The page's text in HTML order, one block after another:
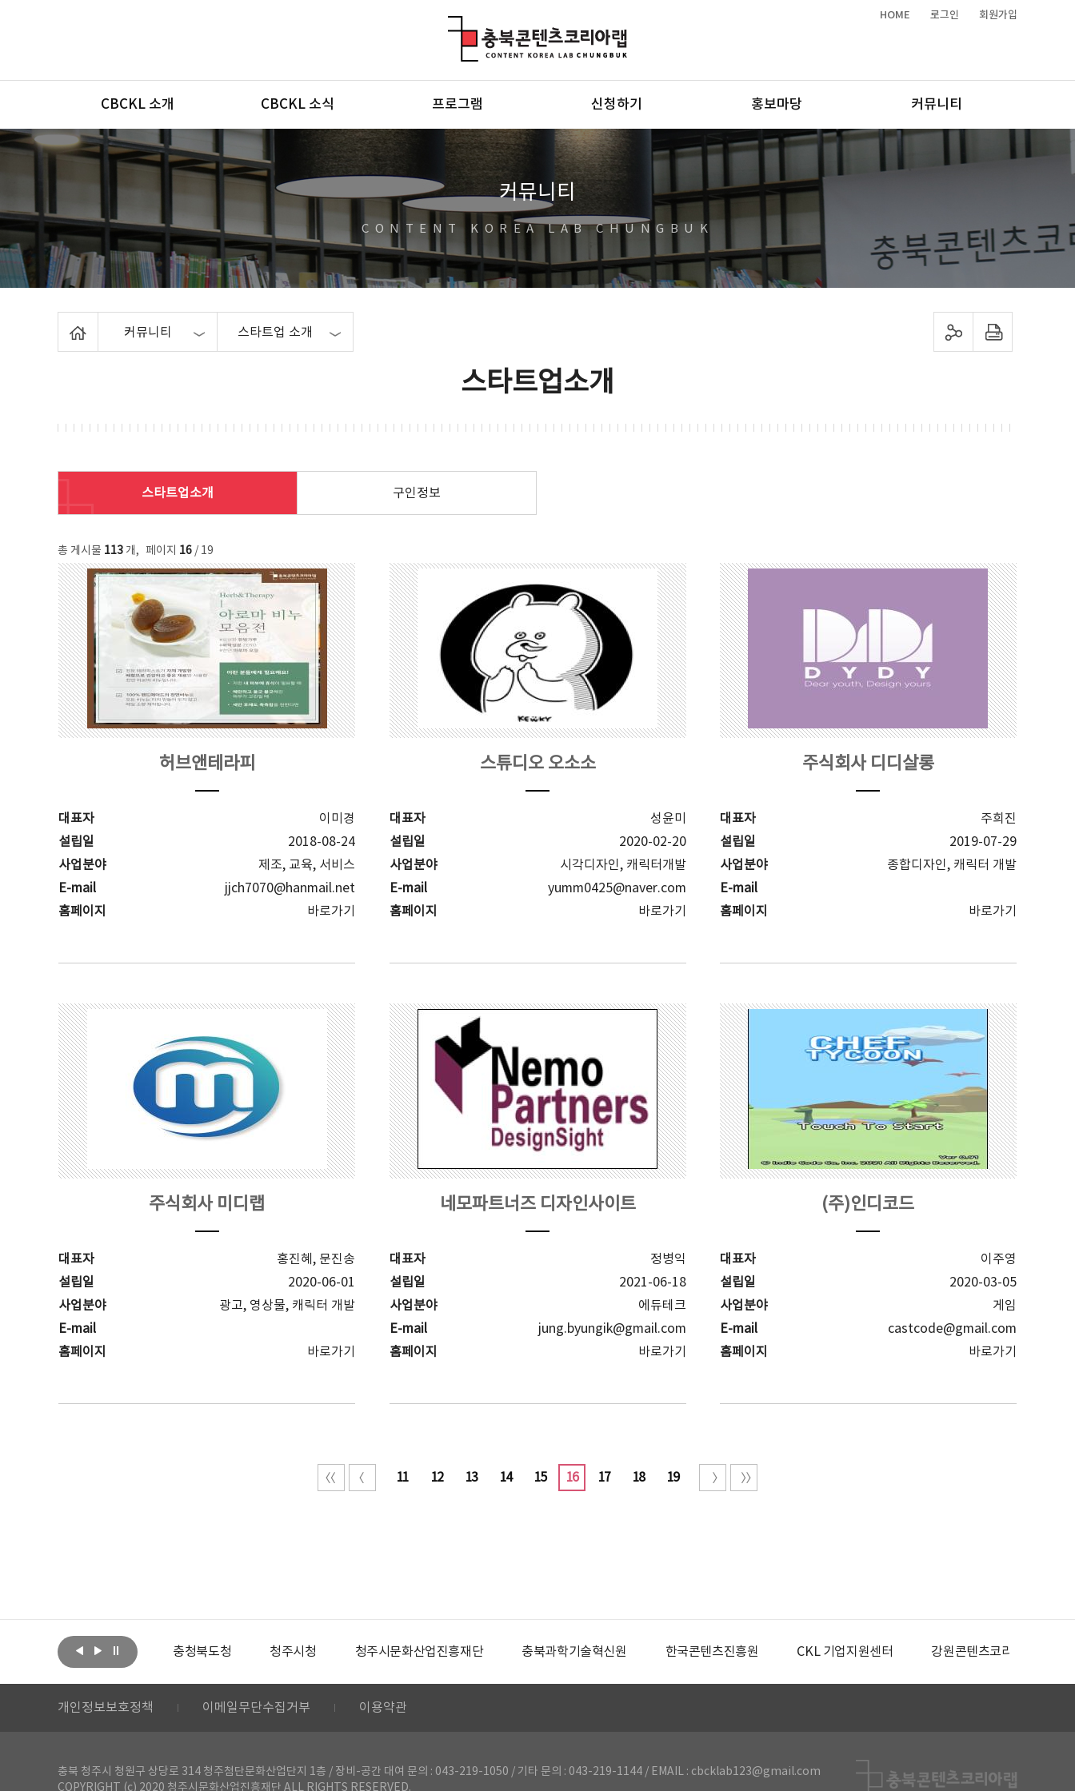
HOME 로그인 회원가입
메뉴
CBCKL 소개 CBCKL 소식 프로그램 신청하기 홍보마당 커뮤니티
커뮤니티
CONTENT KOREA LAB CHUNGBUK
커뮤니티 스타트업 소개 sns 공유하기 프린트하기
스타트업소개
스타트업소개 구인정보
총 게시물 113 개, 페이지 16 / 19
허브앤테라피
대표자
이미경
설립일
2018-08-24
사업분야
제조, 교육, 서비스
E-mail
jjch7070@hanmail.net
홈페이지
바로가기
스튜디오 오소소
대표자
성윤미
설립일
2020-02-20
사업분야
시각디자인, 캐릭터개발
E-mail
yumm0425@naver.com
홈페이지
바로가기
주식회사 디디살롱
대표자
주희진
설립일
2019-07-29
사업분야
종합디자인, 캐릭터 개발
E-mail
홈페이지
바로가기
주식회사 미디랩
대표자
홍진혜, 문진송
설립일
2020-06-01
사업분야
광고, 영상물, 캐릭터 개발
E-mail
홈페이지
바로가기
네모파트너즈 디자인사이트
대표자
정병익
설립일
2021-06-18
사업분야
에듀테크
E-mail
jung.byungik@gmail.com
홈페이지
바로가기
(주)인디코드
대표자
이주영
설립일
2020-03-05
사업분야
게임
E-mail
castcode@gmail.com
홈페이지
바로가기
11 12 13 14 15 16 17 18 19
문화체육관광부 충청북도청 청주시청 청주시문화산업진흥재단 충북과학기술혁신원 한국콘텐츠진흥원 CKL 기업지원센터 강원콘텐츠코리아랩
개인정보보호정책 이메일무단수집거부 이용약관
충북 청주시 청원구 상당로 314 청주첨단문화산업단지 1층 / 장비-공간 대여 문의 : 043-219-1050 / 기타 문의 : 043-219-1144 / EMAIL : cbcklab123@gmail.com
COPYRIGHT (c) 2020 청주시문화산업진흥재단 ALL RIGHTS RESERVED.